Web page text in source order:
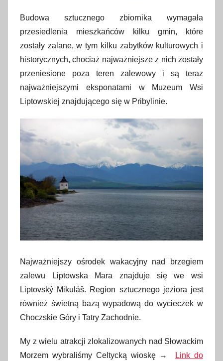
Budowa sztucznego zbiornika wymagała
przesiedlenia mieszkańców kilku gmin, które
zostały zalane, w tym kilku zabytków kulturowych i
historycznych, chociaż najważniejsze z nich zostały
przeniesione poza teren zalewowy i są teraz
najważniejszymi eksponatami w Muzeum Wsi
Liptowskiej znajdującego się w Pribylinie.
Najważniejszy ośrodek wakacyjny nad brzegiem
zalewu Liptowska Mara znajduje się we wsi
Liptovský Mikuláš. Region sztucznego jeziora jest
również świetną bazą wypadową do wycieczek w
Choczskie Góry i Tatry Zachodnie.
My z wielu atrakcji zlokalizowanych nad Słowackim
Morzem wybraliśmy Celtycką wioskę →
Link do